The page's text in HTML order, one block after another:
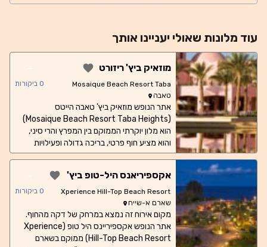
עוד מלונות שאולי יעניינו אותך
מוזאיק ביץ' ריזורט
Mosaique Beach Resort Taba
Heights
טאבה
-
0 ביקורות
אתר הנופש מוזאיק ביץ' טאבה הייטס
(Mosaique Beach Resort Taba Heights)
הוא מלון יוקרתי הממוקם בין המפרץ והרי סיני,
והוא מציע חוף פרטי, בריכה גדולה ופעילויות
מהנות בשמש, לחופשה בלתי נשכחת. המלון
(Taba) ובמרחק של 20 ק"מ ממסוף הגבול של
טאבה. מקום האירוח מושפע מאדריכלות מצרית
ומציע אירוח על בסיס הכל כלול עם שתי מסעדות
מרכזיות המגישות מזנוני נושא וכן 7 בריכות
שחייה, לרבות בריכה מחוממת, בריכה עם מי מלח,
בריכת ילדים ואמבט עיסוי. בנוסף, המלון כולל
אקספיריאנס היל-טופ ביץ'
ריזורט
Xperience Hill-Top Beach Resort
שארם א-שייח
-
0 ביקורות
מקום אירוח זה נמצא במרחק של דקה מהחוף.
אתר הנופש אקספיריינס היל טופ (Xperience
Hill-Top Beach Resort) ממוקם בשארם